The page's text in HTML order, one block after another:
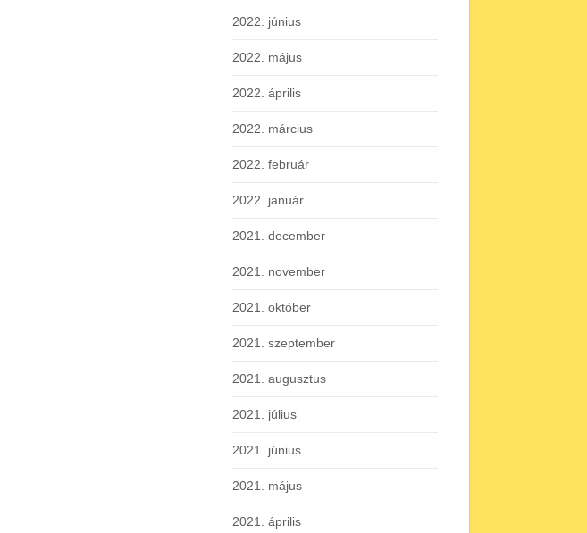
2022. június
2022. május
2022. április
2022. március
2022. február
2022. január
2021. december
2021. november
2021. október
2021. szeptember
2021. augusztus
2021. július
2021. június
2021. május
2021. április